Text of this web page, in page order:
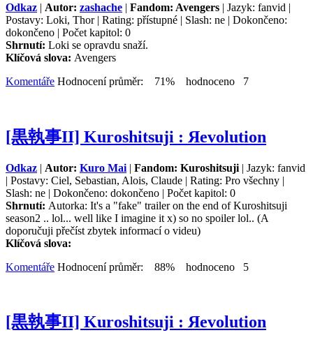
Odkaz | Autor: zashache | Fandom: Avengers | Jazyk: fanvid |
Postavy: Loki, Thor | Rating: přístupné | Slash: ne | Dokončeno:
dokončeno | Počet kapitol: 0
Shrnutí: Loki se opravdu snaží.
Klíčová slova: Avengers
Komentáře Hodnocení průměr: 71% hodnoceno 7
[黒執事II] Kuroshitsuji : Яevolution
Odkaz | Autor: Kuro Mai | Fandom: Kuroshitsuji | Jazyk: fanvid
| Postavy: Ciel, Sebastian, Alois, Claude | Rating: Pro všechny |
Slash: ne | Dokončeno: dokončeno | Počet kapitol: 0
Shrnutí: Autorka: It's a "fake" trailer on the end of Kuroshitsuji
season2 .. lol... well like I imagine it x) so no spoiler lol.. (A
doporučuji přečíst zbytek informací o videu)
Klíčová slova:
Komentáře Hodnocení průměr: 88% hodnoceno 5
[黒執事II] Kuroshitsuji : Яevolution